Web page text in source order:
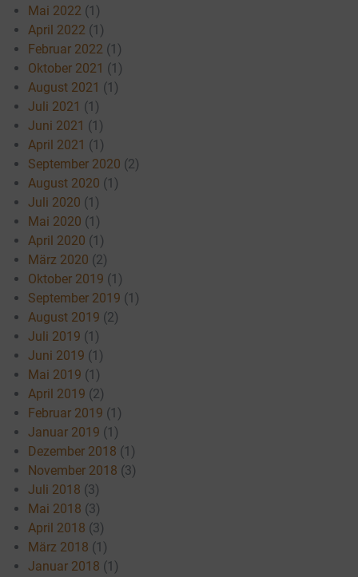
Mai 2022 (1)
April 2022 (1)
Februar 2022 (1)
Oktober 2021 (1)
August 2021 (1)
Juli 2021 (1)
Juni 2021 (1)
April 2021 (1)
September 2020 (2)
August 2020 (1)
Juli 2020 (1)
Mai 2020 (1)
April 2020 (1)
März 2020 (2)
Oktober 2019 (1)
September 2019 (1)
August 2019 (2)
Juli 2019 (1)
Juni 2019 (1)
Mai 2019 (1)
April 2019 (2)
Februar 2019 (1)
Januar 2019 (1)
Dezember 2018 (1)
November 2018 (3)
Juli 2018 (3)
Mai 2018 (3)
April 2018 (3)
März 2018 (1)
Januar 2018 (1)